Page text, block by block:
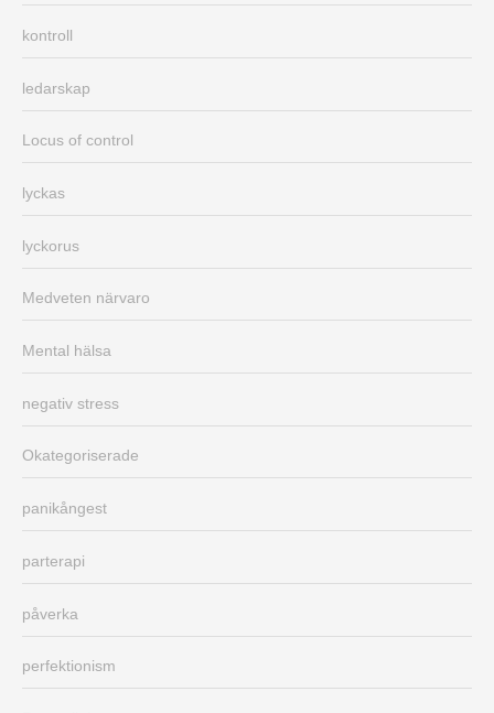
kontroll
ledarskap
Locus of control
lyckas
lyckorus
Medveten närvaro
Mental hälsa
negativ stress
Okategoriserade
panikångest
parterapi
påverka
perfektionism